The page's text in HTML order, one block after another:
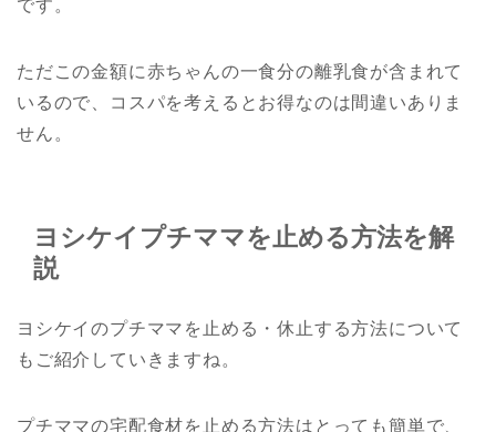
です。
ただこの金額に赤ちゃんの一食分の離乳食が含まれて
いるので、コスパを考えるとお得なのは間違いありま
せん。
ヨシケイプチママを止める方法を解
説
ヨシケイのプチママを止める・休止する方法について
もご紹介していきますね。
プチママの宅配食材を止める方法はとっても簡単で、